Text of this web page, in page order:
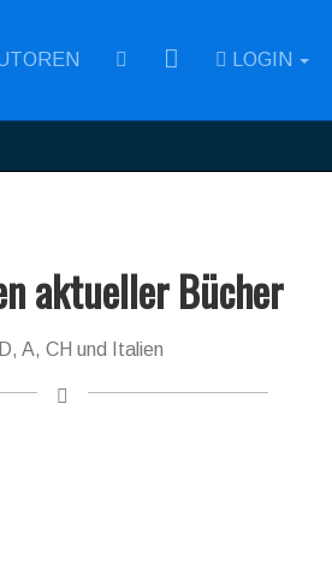
RSS LOGIN
aktueller Bücher
A, CH und Italien